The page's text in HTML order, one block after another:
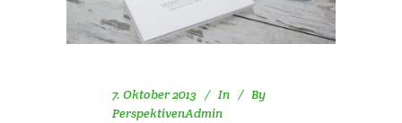
7. Oktober 2013 In
By
PerspektivenAdmin